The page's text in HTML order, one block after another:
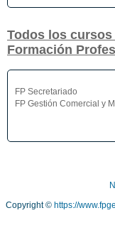
Todos los
Formación
FP Secretariado
FP Gestión Comercial y
Copyright © https://